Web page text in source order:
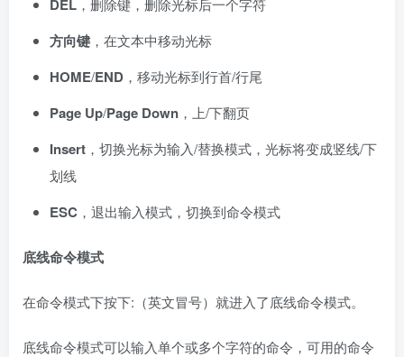
DEL ，删除键，删除光标后一个字符
方向键 ，在文本中移动光标
HOME/END ，移动光标到行首/行尾
Page Up/Page Down ，上/下翻页
Insert ，切换光标为输入/替换模式，光标将变成竖线/下
划线
ESC ，退出输入模式，切换到命令模式
底线命令模式
在命令模式下按下:（英文冒号）就进入了底线命令模式。
底线命令模式可以输入单个或多个字符的命令，可用的命令